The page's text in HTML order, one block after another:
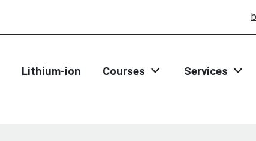
Lithium-ion Courses Services